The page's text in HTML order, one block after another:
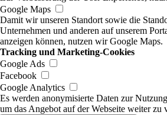
Google Maps
Damit wir unseren Standort sowie die
Unternehmen und anderen auf unserem
anzeigen können, nutzen wir Google Maps.
Tracking und Marketing-Cookies
Google Ads
Facebook
Google Analytics
Es werden anonymisierte Daten zur
um das Angebot auf der Webseite weiter zu